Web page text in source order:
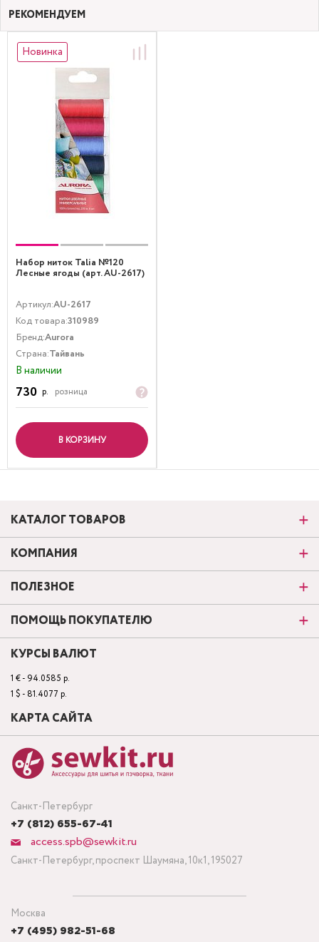
РЕКОМЕНДУЕМ
Новинка
Набор ниток Talia №120
Лесные ягоды (арт. AU-2617)
Артикул:AU-2617
Код товара:310989
Бренд:Aurora
Страна:Тайвань
В наличии
730 р. розница
В КОРЗИНУ
Санкт-Петербург
+7 (812) 655-67-41
access.spb@sewkit.ru
Санкт-Петербург, проспект Шаумяна, 10к1, 195027
Москва
+7 (495) 982-51-68
КАТАЛОГ ТОВАРОВ
КОМПАНИЯ
ПОЛЕЗНОЕ
ПОМОЩЬ ПОКУПАТЕЛЮ
КУРСЫ ВАЛЮТ
1 € - 94.0585 р.
1 $ - 81.4077 р.
КАРТА САЙТА